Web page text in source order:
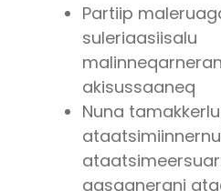
Partiip
suleriaasiisalu
akisussaaneq
Nuna
aasaanerani